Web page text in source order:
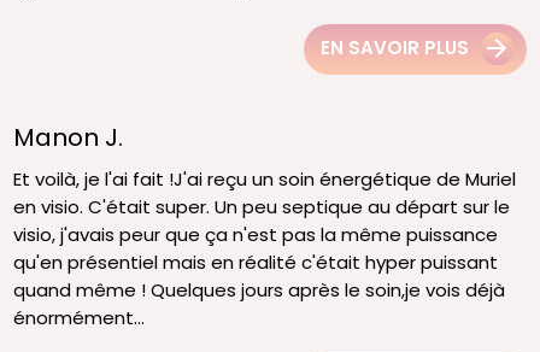
EN SAVOIR PLUS
Manon J.
Et voilà, je l'ai fait !J'ai reçu un soin énergétique de Muriel
en visio. C'était super. Un peu septique au départ sur le
visio, j'avais peur que ça n'est pas la même puissance
qu'en présentiel mais en réalité c'était hyper puissant
quand même ! Quelques jours après le soin,je vois déjà
énormément...